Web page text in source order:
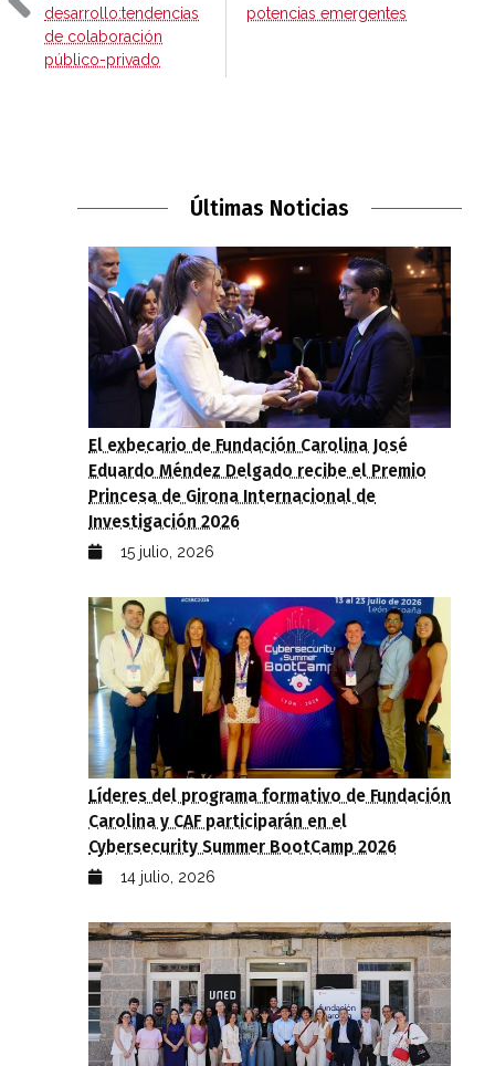
desarrollo:tendencias
de colaboración
público-privado
potencias emergentes
Últimas Noticias
El exbecario de Fundación Carolina José
Eduardo Méndez Delgado recibe el Premio
Princesa de Girona Internacional de
Investigación 2026
15 julio, 2026
Líderes del programa formativo de Fundación
Carolina y CAF participarán en el
Cybersecurity Summer BootCamp 2026
14 julio, 2026